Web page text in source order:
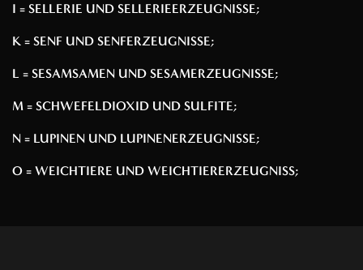
I = SELLERIE UND SELLERIEERZEUGNISSE;
K = SENF UND SENFERZEUGNISSE;
L = SESAMSAMEN UND SESAMERZEUGNISSE;
M = SCHWEFELDIOXID UND SULFITE;
N = LUPINEN UND LUPINENERZEUGNISSE;
O = WEICHTIERE UND WEICHTIERERZEUGNISS;